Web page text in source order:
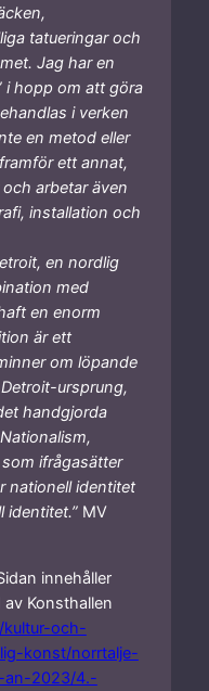
tatueringar och
Jag har en
i hopp om att göra
i verken
en metod eller
ett annat,
arbetar även
installation och
en nordlig
med
en enorm
är ett
om löpande
ursprung,
handgjorda
ifrågasätter
nationell identitet
identitet.” MV
innehåller
Konsthallen
och-
konst/norrtalje-
an-2023/4.-